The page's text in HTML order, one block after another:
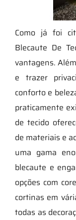
Como já foi
Blecaute De
vantagens.
e trazer
conforto e
praticamente
de tecido
de materiais e
uma gama
blecaute e
opções com
cortinas em
todas as